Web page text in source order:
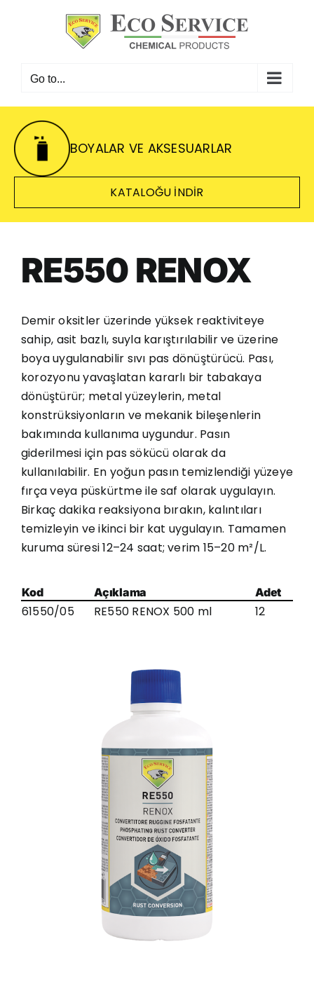
Go to...
BOYALAR VE AKSESUARLAR
KATALOĞU INDIR
RE550 RENOX
Demir oksitler üzerinde yüksek reaktiviteye
sahip, asit bazlı, suyla karıştırılabilir ve üzerine
boya uygulanabilir sıvı pas dönüştürücü. Pası,
korozyonu yavaşlatan kararlı bir tabakaya
dönüştürür; metal yüzeylerin, metal
konstrüksiyonların ve mekanik bileşenlerin
bakımında kullanıma uygundur. Pasın
giderilmesi için pas sökücü olarak da
kullanılabilir. En yoğun pasın temizlendiği yüzeye
fırça veya püskürtme ile saf olarak uygulayın.
Birkaç dakika reaksiyona bırakın, kalıntıları
temizleyin ve ikinci bir kat uygulayın. Tamamen
kuruma süresi 12–24 saat; verim 15–20 m²/L.
Kod Açıklama Adet
61550/05 RE550 RENOX 500 ml 12